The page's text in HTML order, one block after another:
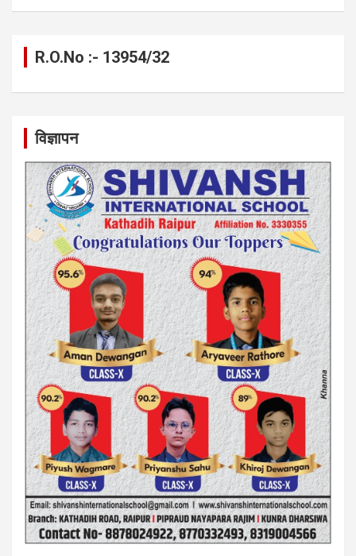
R.O.No :- 13954/32
विज्ञापन